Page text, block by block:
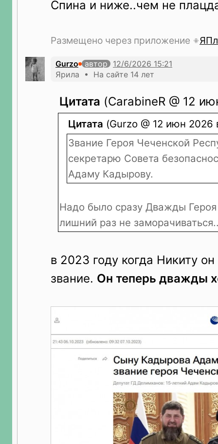
Спина и ниже..чем не
Размещено через приложение
Gurzo
автор
Ярила • На сайте 14 лет
Цитата (CarabineR @ 12
Цитата (Gurzo @ 12 июн 2026
Звание Героя Чеченской
секретарю Совета
Адаму Кадырову.
Надо было сразу Дважды
лишний раз не
в 2023 году когда Никиту
звание. Он теперь дважды